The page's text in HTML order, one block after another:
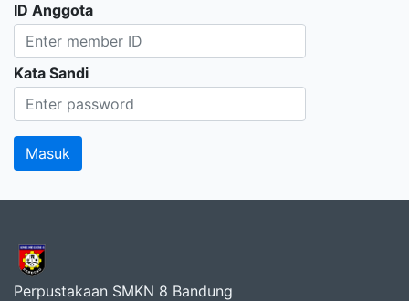
ID Anggota
Kata Sandi
Perpustakaan SMKN 8 Bandung